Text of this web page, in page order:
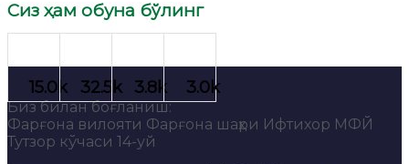
Сиз ҳам обуна бўлинг
Биз билан боғланиш:
Фарғона вилояти Фарғона шаҳри Ифтихор МФЙ
Тутзор кўчаси 14-уй